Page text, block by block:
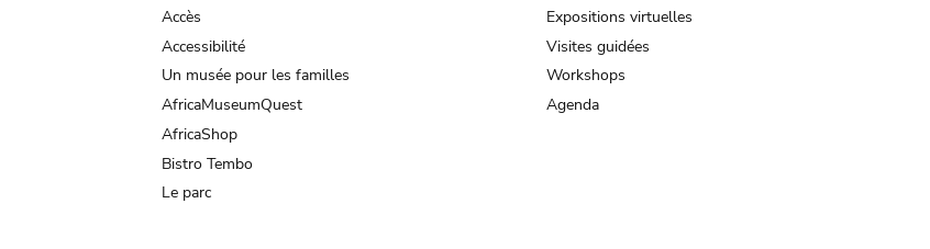
Accès
Accessibilité
Un musée pour les familles
AfricaMuseumQuest
AfricaShop
Bistro Tembo
Le parc
Expositions virtuelles
Visites guidées
Workshops
Agenda